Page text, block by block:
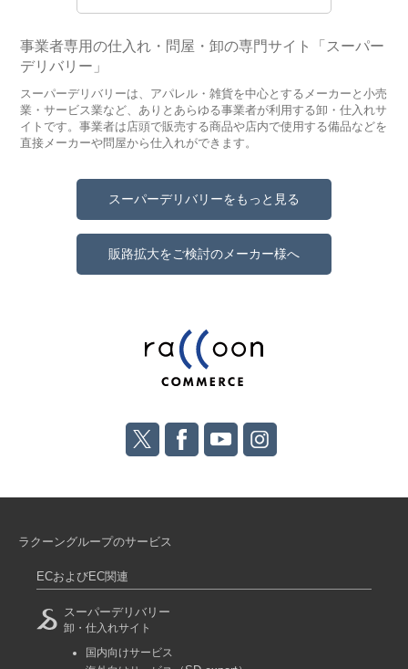
事業者専用の仕入れ・問屋・卸の専門サイト「スーパー
デリバリー」
スーパーデリバリーは、アパレル・雑貨を中心とするメーカーと小売
業・サービス業など、ありとあらゆる事業者が利用する卸・仕入れサ
イトです。事業者は店頭で販売する商品や店内で使用する備品などを
直接メーカーや問屋から仕入れができます。
スーパーデリバリーをもっと見る
販路拡大をご検討のメーカー様へ
ラクーングループのサービス
ECおよびEC関連
スーパーデリバリー
卸・仕入れサイト
国内向けサービス